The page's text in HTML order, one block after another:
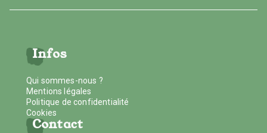
Infos
Qui sommes-nous ?
Mentions légales
Politique de confidentialité
Cookies
Contact